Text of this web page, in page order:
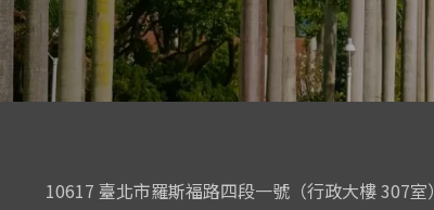
10617 臺北市羅斯福路四段一號（行政大樓 307室）